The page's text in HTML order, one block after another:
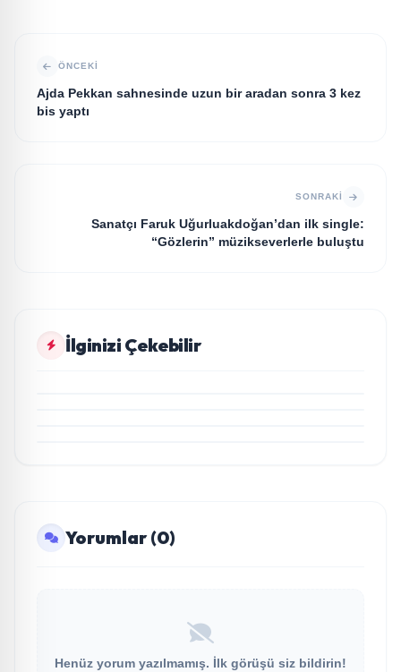
ÖNCEKI
Ajda Pekkan sahnesinde uzun bir aradan sonra 3 kez
bis yaptı
SONRAKI
Sanatçı Faruk Uğurluakdoğan’dan ilk single:
“Gözlerin” müzikseverlerle buluştu
İlginizi Çekebilir
KÜLTÜR SANAT
aktuel10.com: Gündemin Kalbinde Özgün
KÜLTÜR SANAT
Yorumlar (0)
Henüz yorum yazılmamış. İlk görüşü siz bildirin!